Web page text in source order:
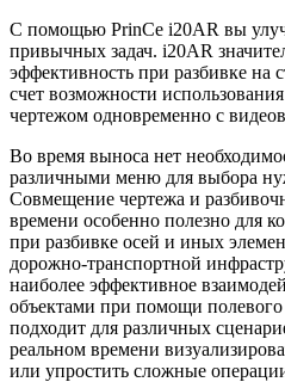
С помощью PrinCe i20AR вы
привычных задач. i20AR
эффективность при разбивке на
счет возможности
чертежом одновременно с
Во время выноса нет
различными меню для выбора
Совмещение чертежа и
времени особенно полезно для
при разбивке осей и иных
дорожно-транспортной
наиболее эффективное
объектами при помощи
подходит для различных
реальном времени
или упростить сложные